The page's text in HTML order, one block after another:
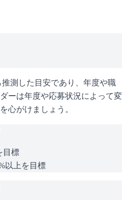
測した目安であり、年度や職
ーは年度や応募状況によって変
心がけましょう。
目標
以上を目標